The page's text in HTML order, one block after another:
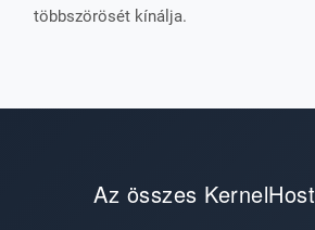
többszörösét kínálja.
Az összes